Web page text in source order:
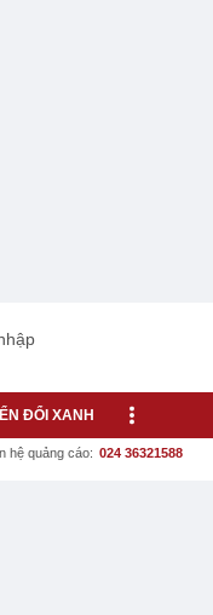
ĐỔI XANH
hệ quảng cáo: 024 36321588